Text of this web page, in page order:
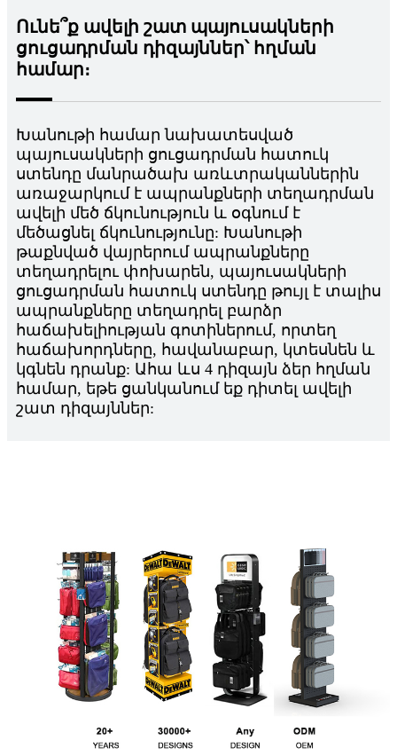
Ունե՞ք ավելի շատ պայուսակների
ցուցադրման դիզայններ՝ հղման
համար։
Խանութի համար նախատեսված
պայուսակների ցուցադրման հատուկ
ստենդը մանրածախ առևտրականներին
առաջարկում է ապրանքների տեղադրման
ավելի մեծ ճկունություն և օգնում է
մեծացնել ճկունությունը: Խանութի
թաքնված վայրերում ապրանքները
տեղադրելու փոխարեն, պայուսակների
ցուցադրման հատուկ ստենդը թույլ է տալիս
ապրանքները տեղադրել բարձր
հաճախելիության գոտիներում, որտեղ
հաճախորդները, հավանաբար, կտեսնեն և
կգնեն դրանք: Ահա ևս 4 դիզայն ձեր հղման
համար, եթե ցանկանում եք դիտել ավելի
շատ դիզայններ: